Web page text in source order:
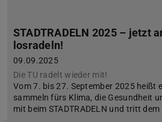
STADTRADELN 2025 – jetzt
losradeln!
09.09.2025
Die TU radelt wieder mit!
Vom 7. bis 27. September 2025 heißt
sammeln fürs Klima, die Gesundheit
mit beim STADTRADELN und tritt